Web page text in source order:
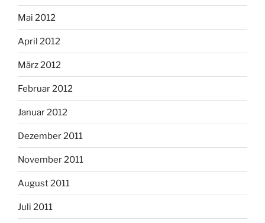
Mai 2012
April 2012
März 2012
Februar 2012
Januar 2012
Dezember 2011
November 2011
August 2011
Juli 2011